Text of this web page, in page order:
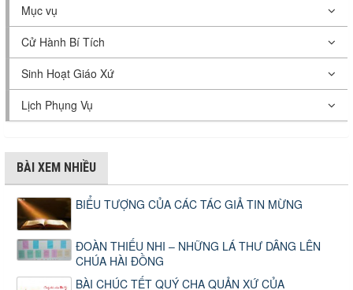
Mục vụ
Cử Hành Bí Tích
Sinh Hoạt Giáo Xứ
Lịch Phụng Vụ
BÀI XEM NHIỀU
BIỂU TƯỢNG CỦA CÁC TÁC GIẢ TIN MỪNG
ĐOÀN THIẾU NHI – NHỮNG LÁ THƯ DÂNG LÊN
CHÚA HÀI ĐỒNG
BÀI CHÚC TẾT QUÝ CHA QUẢN XỨ CỦA